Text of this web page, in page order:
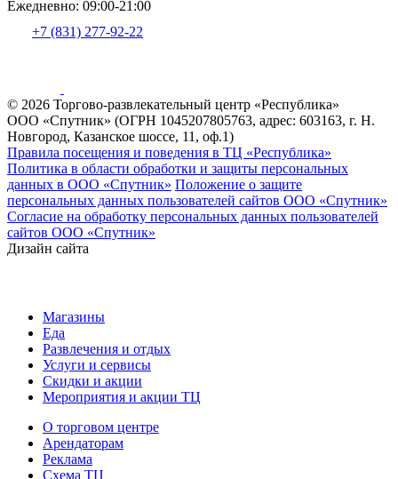
Ежедневно: 09:00-21:00
+7 (831) 277-92-22
© 2026 Торгово-развлекательный центр «Республика»
ООО «Спутник» (ОГРН 1045207805763, адрес: 603163, г. Н.
Новгород, Казанское шоссе, 11, оф.1)
Правила посещения и поведения в ТЦ «Республика»
Политика в области обработки и защиты персональных
данных в ООО «Спутник» Положение о защите
персональных данных пользователей сайтов ООО «Спутник»
Согласие на обработку персональных данных пользователей
сайтов ООО «Спутник»
Дизайн сайта
Магазины
Еда
Развлечения и отдых
Услуги и сервисы
Скидки и акции
Мероприятия и акции ТЦ
О торговом центре
Арендаторам
Реклама
Схема ТЦ